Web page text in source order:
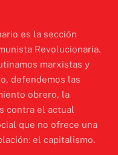
es la sección
Revolucionaria.
marxistas y
defendemos las
obrero, la
contra el actual
que no ofrece una
el capitalismo.